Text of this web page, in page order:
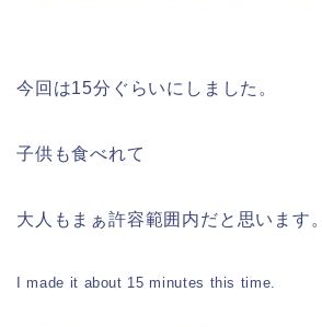
今回は15分ぐらいにしました。
子供も食べれて
大人もまぁ許容範囲内だと思います。
I made it about 15 minutes this time.